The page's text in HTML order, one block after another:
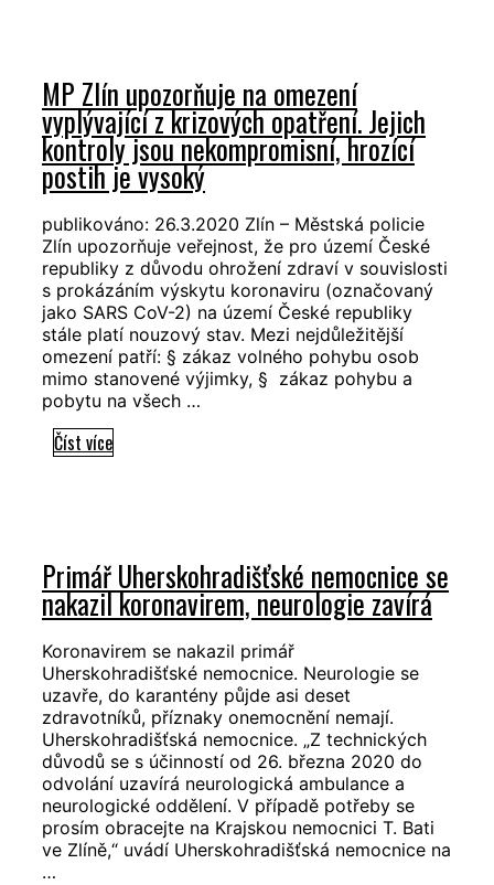
OSVČ
MP Zlín upozorňuje na omezení
vyplývající z krizových opatření. Jejich
kontroly jsou nekompromisní, hrozící
postih je vysoký
publikováno: 26.3.2020 Zlín – Městská policie
Zlín upozorňuje veřejnost, že pro území České
republiky z důvodu ohrožení zdraví v souvislosti
s prokázáním výskytu koronaviru (označovaný
jako SARS CoV-2) na území České republiky
stále platí nouzový stav. Mezi nejdůležitější
omezení patří: § zákaz volného pohybu osob
mimo stanovené výjimky, § zákaz pohybu a
pobytu na všech …
Číst víceMP
vyplývající
z
krizových
opatření.
Jejich
kontroly
jsou
nekompromisní,
hrozící
postih
je
vysoký
Primář Uherskohradišťské nemocnice se
nakazil koronavirem, neurologie zavírá
Koronavirem se nakazil primář
Uherskohradišťské nemocnice. Neurologie se
uzavře, do karantény půjde asi deset
zdravotníků, příznaky onemocnění nemají.
Uherskohradišťská nemocnice. „Z technických
důvodů se s účinností od 26. března 2020 do
odvolání uzavírá neurologická ambulance a
neurologické oddělení. V případě potřeby se
prosím obracejte na Krajskou nemocnici T. Bati
ve Zlíně,“ uvádí Uherskohradišťská nemocnice na
…